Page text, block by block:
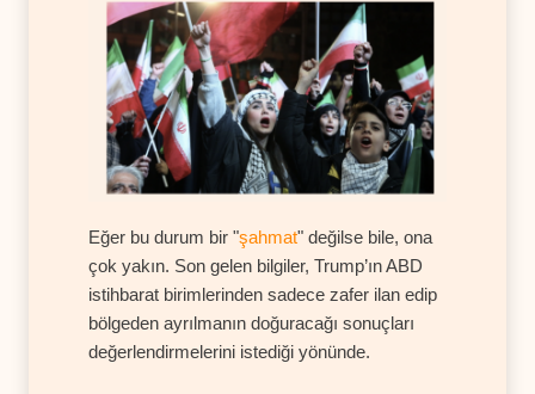
Eğer bu durum bir "şahmat" değilse bile, ona
çok yakın. Son gelen bilgiler, Trump’ın ABD
istihbarat birimlerinden sadece zafer ilan edip
bölgeden ayrılmanın doğuracağı sonuçları
değerlendirmelerini istediği yönünde.